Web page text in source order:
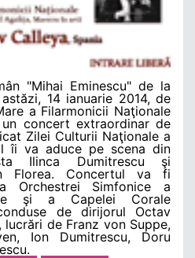
"Mihai Eminescu" de la
14 ianuarie 2014, de
a Filarmonicii Naţionale
un concert extraordinar de
Zilei Culturii Naţionale a
îi va aduce pe scena din
Ilinca Dumitrescu şi
Florea. Concertul va fi
Orchestrei Simfonice a
şi a Capelei Corale
de dirijorul Octav
lucrări de Franz von Suppe,
Ion Dumitrescu, Doru